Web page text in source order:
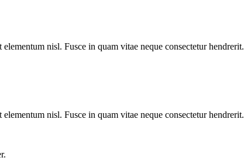
nisl. Fusce in quam vitae neque consectetur hendrerit.
nisl. Fusce in quam vitae neque consectetur hendrerit.